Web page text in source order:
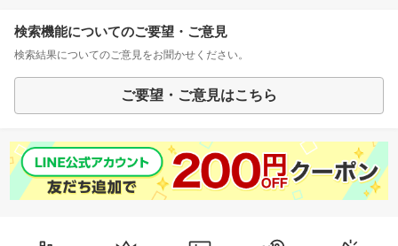
検索機能についてのご要望・ご意見
検索結果についてのご意見をお聞かせください。
ご要望・ご意見はこちら